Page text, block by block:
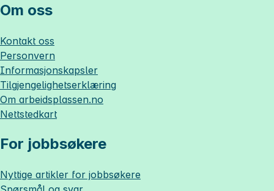
Om oss
Kontakt oss
Personvern
Informasjonskapsler
Tilgjengelighetserklæring
Om arbeidsplassen.no
Nettstedkart
For jobbsøkere
Nyttige artikler for jobbsøkere